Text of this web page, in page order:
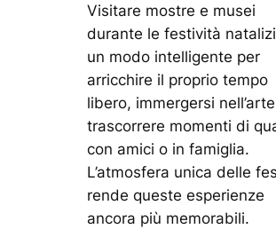
Visitare mostre e musei
durante le festività
un modo intelligente per
arricchire il proprio tempo
libero, immergersi
trascorrere momenti di
con amici o in famiglia.
L’atmosfera unica delle
rende queste esperienze
ancora più memorabili.